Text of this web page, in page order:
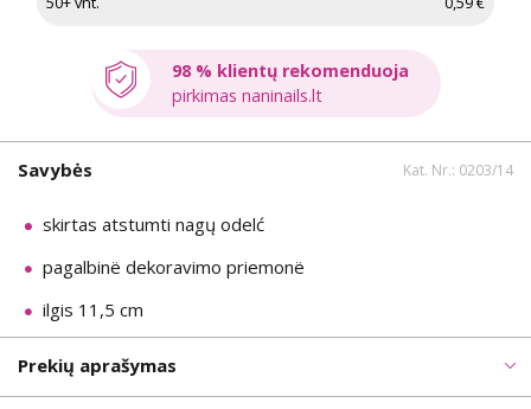
98 % klientų rekomenduoja
pirkimas naninails.lt
Savybės Kat. Nr.: 0203/14
skirtas atstumti nagų odelć
pagalbinë dekoravimo priemonë
ilgis 11,5 cm
Prekių aprašymas